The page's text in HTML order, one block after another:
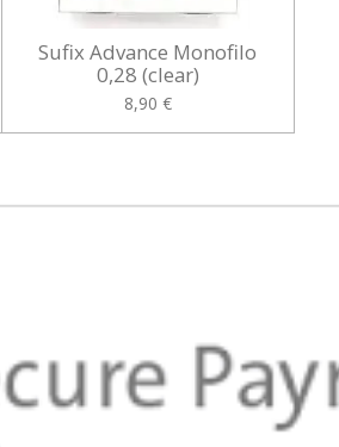
Sufix Advance Monofilo
0,28 (clear)
8,90 €